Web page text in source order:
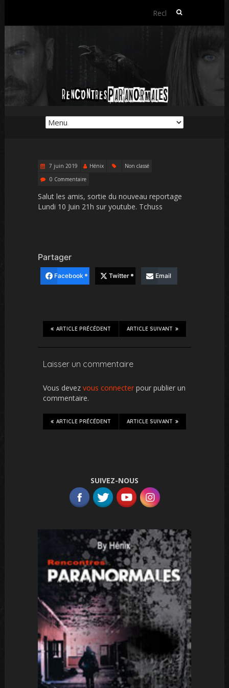
Rechercher :
7 juin 2019 Hénix
Non classé
0 Commentaire
Salut les amis, sortie du nouveau reportage
Lundi 10 Juin 21h sur youtube. Tchuss
Partager
Facebook Twitter Email
ARTICLE SUIVANT
ARTICLE PRÉCÉDENT
Laisser un commentaire
Vous devez vous connecter pour publier un
commentaire.
ARTICLE SUIVANT
ARTICLE PRÉCÉDENT
SUIVEZ-NOUS